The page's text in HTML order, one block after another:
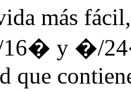
más
y �/
que